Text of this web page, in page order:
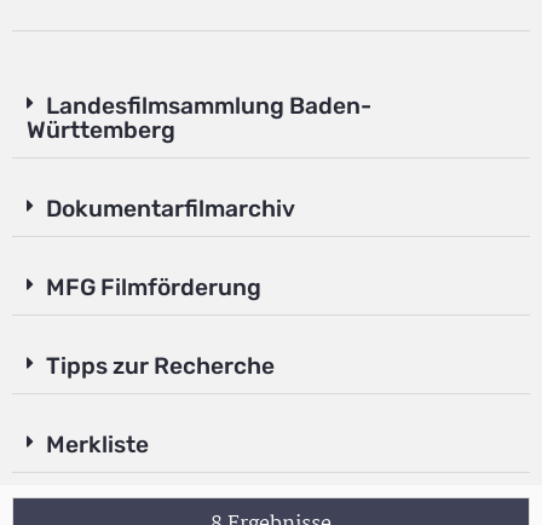
Landesfilmsammlung Baden-
Württemberg
Dokumentarfilmarchiv
MFG Filmförderung
Tipps zur Recherche
Merkliste